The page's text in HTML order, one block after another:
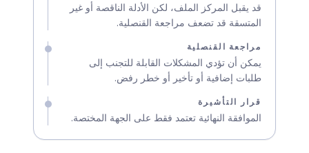
قد يقبل المركز الملف، لكن الأدلة الناقصة أو غير
المتسقة قد تضعف مراجعة القنصلية.
مراجعة القنصلية
يمكن أن تؤدي المشكلات القابلة للتجنب إلى
طلبات إضافية أو تأخير أو خطر رفض.
قرار التأشيرة
الموافقة النهائية تعتمد فقط على الجهة المختصة.